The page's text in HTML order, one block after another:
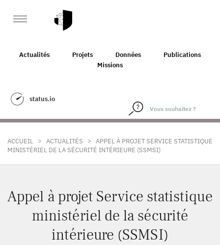
Actualités Projets Données
Publications
Missions
status.io
ACCUEIL > ACTUALITÉS > APPEL À PROJET SERVICE STATISTIQUE
MINISTÉRIEL DE LA SÉCURITÉ INTÉRIEURE (SSMSI)
Appel à projet Service statistique
ministériel de la sécurité
intérieure (SSMSI)